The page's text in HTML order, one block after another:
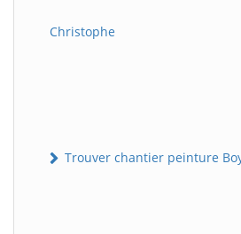
Christophe
Trouver chantier peinture